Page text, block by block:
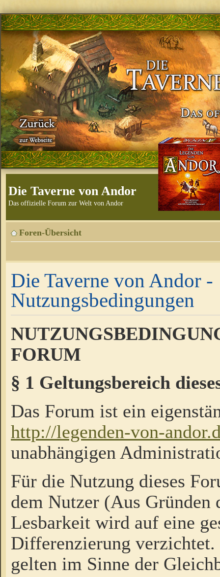
Die Taverne von Andor
Das offizielle Forum zur Welt von Andor
Foren-Übersicht
Die Taverne von Andor -
Nutzungsbedingungen
FORUM
§ 1 Geltungsbereich
Das Forum ist ein
http://legenden-von-
unabhängigen
Für die Nutzung dieses
dem Nutzer (Aus Gründen
Lesbarkeit wird auf eine
Differenzierung
gelten im Sinne der